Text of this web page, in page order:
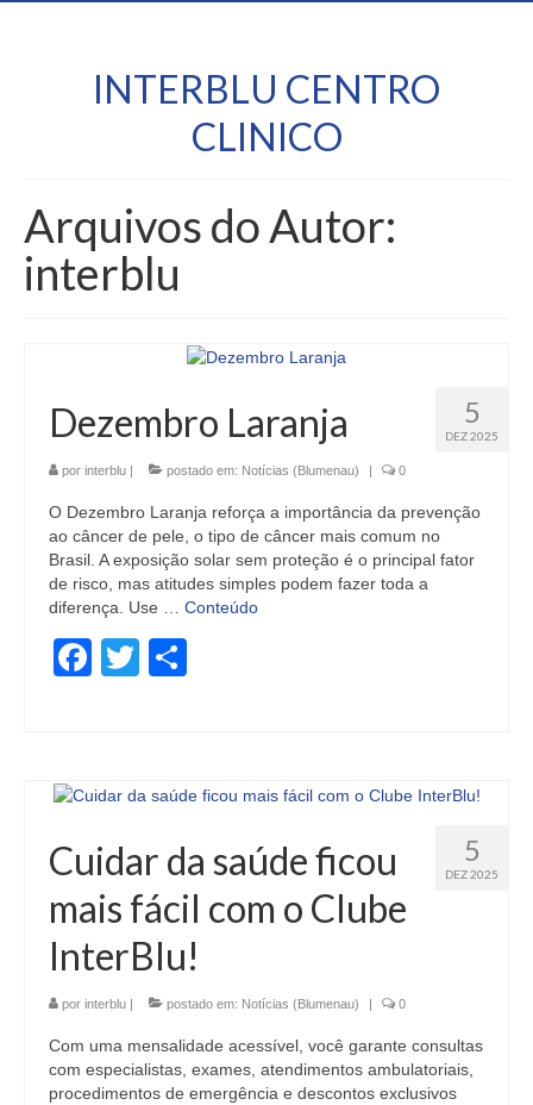
INTERBLU CENTRO
CLINICO
Arquivos do Autor:
interblu
5
DEZ 2025
Dezembro Laranja
por interblu postado em: Notícias (Blumenau) 0
O Dezembro Laranja reforça a importância da prevenção
ao câncer de pele, o tipo de câncer mais comum no
Brasil. A exposição solar sem proteção é o principal fator
de risco, mas atitudes simples podem fazer toda a
diferença. Use … Conteúdo
Facebook
Twitter
5
DEZ 2025
Cuidar da saúde ficou
mais fácil com o Clube
InterBlu!
por interblu | postado em: Notícias (Blumenau) | 0
Com uma mensalidade acessível, você garante consultas
com especialistas, exames, atendimentos ambulatoriais,
procedimentos de emergência e descontos exclusivos